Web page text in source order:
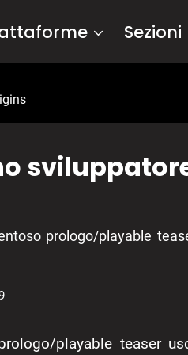
Sezioni
prologo/playable
playable teaser